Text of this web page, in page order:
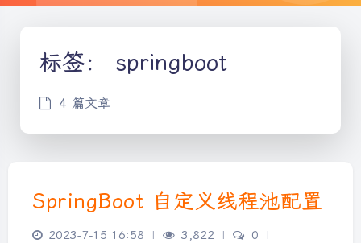
标签： springboot
4 篇文章
SpringBoot 自定义线程池配置
2023-7-15 16:58 | 3,822 | 0
|